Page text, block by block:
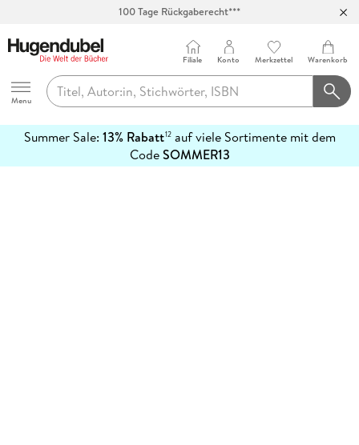
100 Tage Rückgaberecht***
Hugendubel
Menu
Filiale Konto Merkzettel Warenkorb
Summer Sale: 13% Rabatt12auf viele Sortimente mit dem
CodeSOMMER13
erfahren